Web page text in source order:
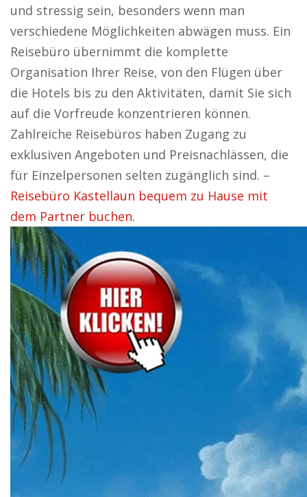
und stressig sein, besonders wenn man
verschiedene Möglichkeiten abwägen muss. Ein
Reisebüro übernimmt die komplette
Organisation Ihrer Reise, von den Flügen über
die Hotels bis zu den Aktivitäten, damit Sie sich
auf die Vorfreude konzentrieren können.
Zahlreiche Reisebüros haben Zugang zu
exklusiven Angeboten und Preisnachlässen, die
für Einzelpersonen selten zugänglich sind. –
Reisebüro Kastellaun bequem zu Hause mit
dem Partner buchen.